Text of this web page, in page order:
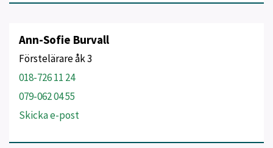
Ann-Sofie Burvall
Förstelärare åk 3
018-726 11 24
079-062 04 55
Skicka e-post